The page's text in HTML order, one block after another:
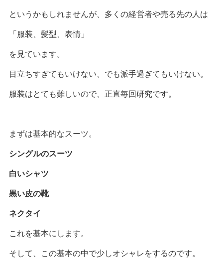
というかもしれませんが、多くの経営者や売る先の人は
「服装、髪型、表情」
を見ています。
目立ちすぎてもいけない、でも派手過ぎてもいけない。
服装はとても難しいので、正直毎回研究です。
まずは基本的なスーツ。
シングルのスーツ
白いシャツ
黒い皮の靴
ネクタイ
これを基本にします。
そして、この基本の中で少しオシャレをするのです。